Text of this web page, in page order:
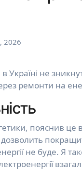
2026
ремонти на
пояснив це
не буде. Я